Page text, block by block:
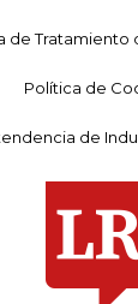
de Tratamiento
Política de
de